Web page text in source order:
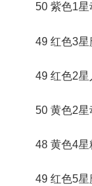
50 紫色1星
49 红色3星
49 红色2星
50 黄色2星
48 黄色4星
49 红色5星